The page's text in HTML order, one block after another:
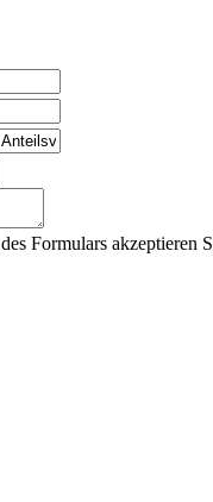
Formulars akzeptieren